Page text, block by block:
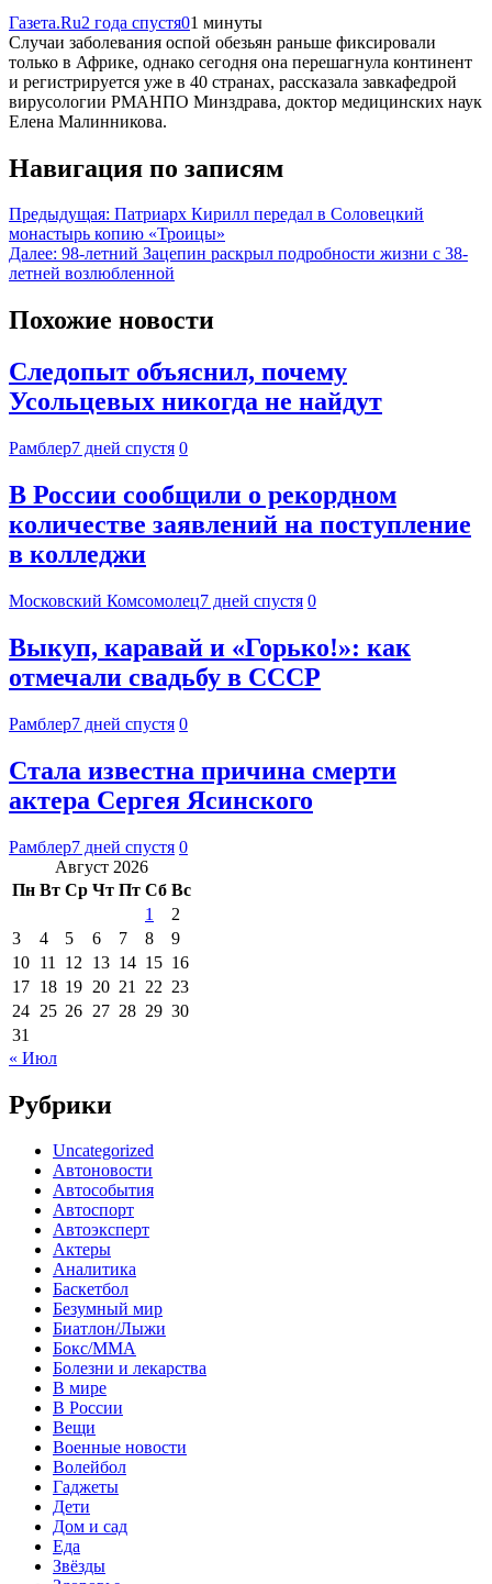
Газета.Ru2 года спустя01 минуты
Случаи заболевания оспой обезьян раньше фиксировали
только в Африке, однако сегодня она перешагнула континент
и регистрируется уже в 40 странах, рассказала завкафедрой
вирусологии РМАНПО Минздрава, доктор медицинских наук
Елена Малинникова.
Навигация по записям
Предыдущая: Патриарх Кирилл передал в Соловецкий
монастырь копию «Троицы»
Далее: 98-летний Зацепин раскрыл подробности жизни с 38-
летней возлюбленной
Похожие новости
Следопыт объяснил, почему
Усольцевых никогда не найдут
Рамблер7 дней спустя 0
В России сообщили о рекордном
количестве заявлений на поступление
в колледжи
Московский Комсомолец7 дней спустя 0
Выкуп, каравай и «Горько!»: как
отмечали свадьбу в СССР
Рамблер7 дней спустя 0
Стала известна причина смерти
актера Сергея Ясинского
Рамблер7 дней спустя 0
Август 2026
Пн Вт Ср Чт Пт Сб Вс
1
2
3
4 5 6 7 8
9
10 11 12 13 14 15 16
17 18 19 20 21 22 23
24 25 26 27 28 29 30
31
« Июл
Рубрики
Uncategorized
Автоновости
Автособытия
Автоспорт
Автоэксперт
Актеры
Аналитика
Баскетбол
Безумный мир
Биатлон/Лыжи
Бокс/MMA
Болезни и лекарства
В мире
В России
Вещи
Военные новости
Волейбол
Гаджеты
Дети
Дом и сад
Еда
Звёзды